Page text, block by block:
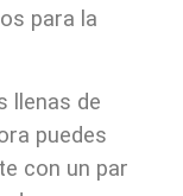
para la
llenas de
puedes
con un par